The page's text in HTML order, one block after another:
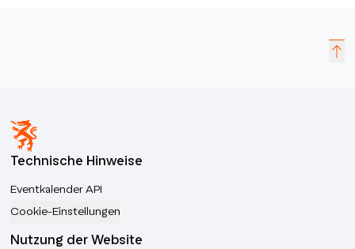
Technische Hinweise
Eventkalender API
Cookie-Einstellungen
Nutzung der Website